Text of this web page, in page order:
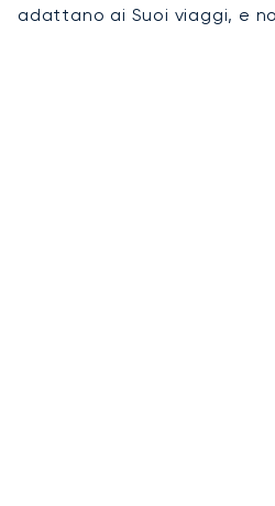
adattano ai Suoi viaggi, e